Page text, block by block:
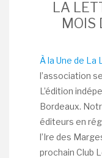
LA
MOIS
À la Une de La
l’association
L’édition
Bordeaux.
éditeurs en
l’Ire des
prochain Club